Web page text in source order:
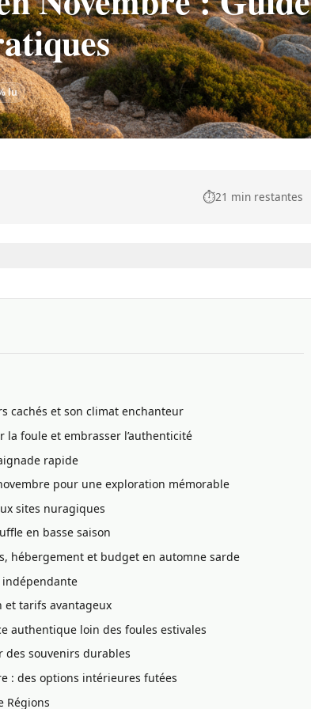
lu
⏱️21 min restantes
cachés et son climat enchanteur
la foule et embrasser l’authenticité
rapide
pour une exploration mémorable
sites nuragiques
en basse saison
hébergement et budget en automne sarde
indépendante
et tarifs avantageux
authentique loin des foules estivales
des souvenirs durables
: des options intérieures futées
Régions